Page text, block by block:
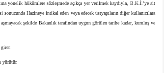
yönelik hükümlere sözleşmede açıkça yer verilmek kaydıyla, B.K.İ.’ye ait
Hazineye intikal eden veya edecek üstyapıların diğer kullanıcılara
şekilde Bakanlık tarafından uygun görülen tarihe kadar, kuruluş ve
yürütür.